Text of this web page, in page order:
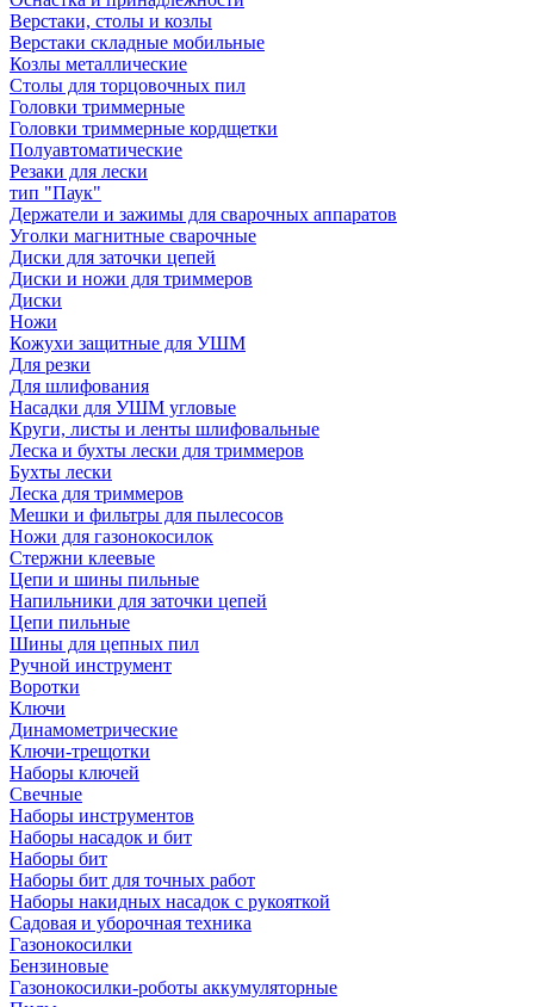
Верстаки, столы и козлы
Верстаки складные мобильные
Козлы металлические
Столы для торцовочных пил
Головки триммерные
Головки триммерные кордщетки
Полуавтоматические
Резаки для лески
тип "Паук"
Держатели и зажимы для сварочных аппаратов
Уголки магнитные сварочные
Диски для заточки цепей
Диски и ножи для триммеров
Диски
Ножи
Кожухи защитные для УШМ
Для резки
Для шлифования
Насадки для УШМ угловые
Круги, листы и ленты шлифовальные
Леска и бухты лески для триммеров
Бухты лески
Леска для триммеров
Мешки и фильтры для пылесосов
Ножи для газонокосилок
Стержни клеевые
Цепи и шины пильные
Напильники для заточки цепей
Цепи пильные
Шины для цепных пил
Ручной инструмент
Воротки
Ключи
Динамометрические
Ключи-трещотки
Наборы ключей
Свечные
Наборы инструментов
Наборы насадок и бит
Наборы бит
Наборы бит для точных работ
Наборы накидных насадок с рукояткой
Садовая и уборочная техника
Газонокосилки
Бензиновые
Газонокосилки-роботы аккумуляторные